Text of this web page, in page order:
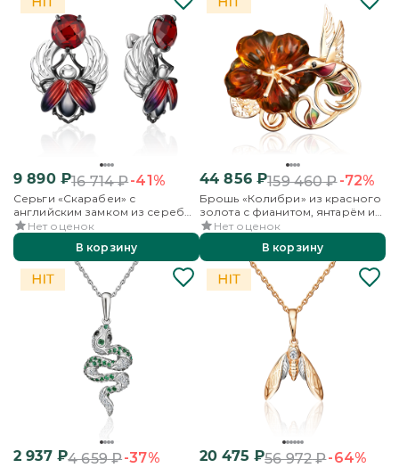
9 890₽16 714₽-41%
Серьги «Скарабеи» с
английским замком из серебра
с фианитом и эмалью
Нет оценок
В корзину
44 856₽159 460₽-72%
Брошь «Колибри» из красного
золота с фианитом, янтарём и
эмалью
Нет оценок
В корзину
2 937₽4 659₽-37% 20 475 ₽56 972₽-64%